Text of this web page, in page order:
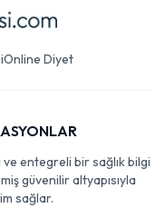
Online Diyet
ve entegreli bir sağlık bilgi
güvenilir altyapısıyla
sağlar.